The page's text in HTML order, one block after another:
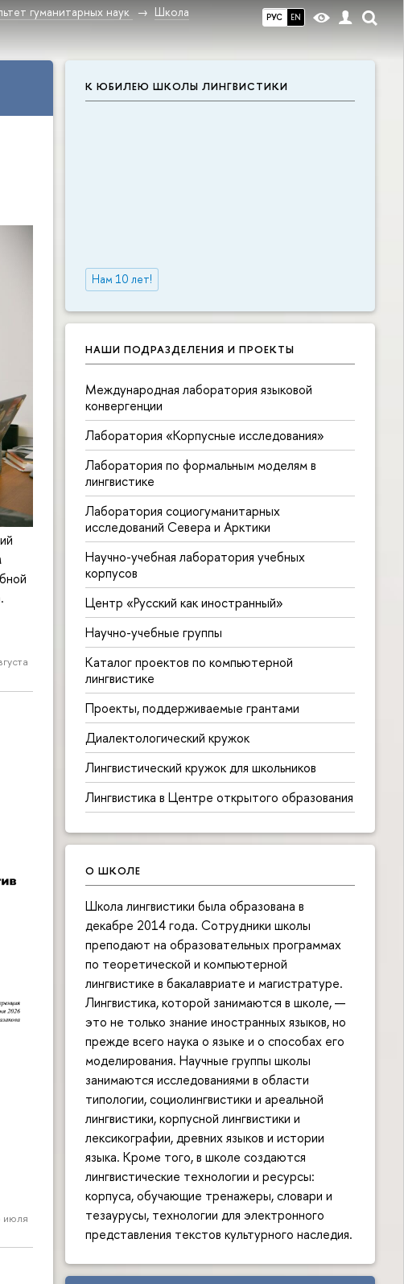
РУС EN
гуманитарных наук
Школа
К ЮБИЛЕЮ ШКОЛЫ ЛИНГВИСТИКИ
Нам 10 лет!
НАШИ ПОДРАЗДЕЛЕНИЯ И ПРОЕКТЫ
Международная лаборатория языковой
конвергенции
Лаборатория «Корпусные исследования»
Лаборатория по формальным моделям в
лингвистике
Лаборатория социогуманитарных
исследований Севера и Арктики
Научно-учебная лаборатория учебных
корпусов
Центр «Русский как иностранный»
Научно-учебные группы
Каталог проектов по компьютерной
лингвистике
Проекты, поддерживаемые грантами
Диалектологический кружок
Лингвистический кружок для школьников
Лингвистика в Центре открытого образования
О ШКОЛЕ
Школа лингвистики была образована в
декабре 2014 года. Сотрудники школы
преподают на образовательных программах
по теоретической и компьютерной
лингвистике в бакалавриате и магистратуре.
Лингвистика, которой занимаются в школе, —
это не только знание иностранных языков, но
прежде всего наука о языке и о способах его
моделирования. Научные группы школы
занимаются исследованиями в области
типологии, социолингвистики и ареальной
лингвистики, корпусной лингвистики и
лексикографии, древних языков и истории
языка. Кроме того, в школе создаются
лингвистические технологии и ресурсы:
корпуса, обучающие тренажеры, словари и
тезаурусы, технологии для электронного
представления текстов культурного наследия.
июля